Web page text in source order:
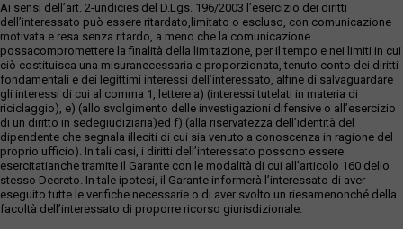
Ai sensi dell’art. 2-undicies del D.Lgs. 196/2003 l’esercizio dei diritti
dell’interessato può essere ritardato,limitato o escluso, con comunicazione
motivata e resa senza ritardo, a meno che la comunicazione
possacompromettere la finalità della limitazione, per il tempo e nei limiti in cui
ciò costituisca una misuranecessaria e proporzionata, tenuto conto dei diritti
fondamentali e dei legittimi interessi dell’interessato, alfine di salvaguardare
gli interessi di cui al comma 1, lettere a) (interessi tutelati in materia di
riciclaggio), e) (allo svolgimento delle investigazioni difensive o all’esercizio
di un diritto in sedegiudiziaria)ed f) (alla riservatezza dell’identità del
dipendente che segnala illeciti di cui sia venuto a conoscenza in ragione del
proprio ufficio). In tali casi, i diritti dell’interessato possono essere
esercitatianche tramite il Garante con le modalità di cui all’articolo 160 dello
stesso Decreto. In tale ipotesi, il Garante informerà l’interessato di aver
eseguito tutte le verifiche necessarie o di aver svolto un riesamenonché della
facoltà dell’interessato di proporre ricorso giurisdizionale.